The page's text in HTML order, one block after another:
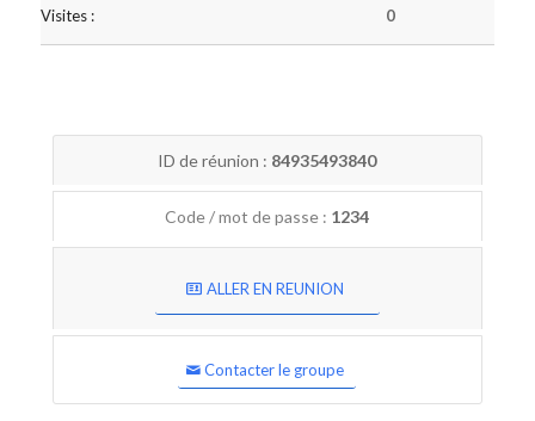
Visites : 0
ID de réunion : 84935493840
Code / mot de passe : 1234
ALLER EN REUNION
Contacter le groupe